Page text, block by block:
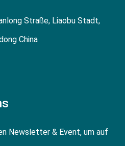
Straße, Liaobu Stadt,
China
Newsletter & Event, um auf